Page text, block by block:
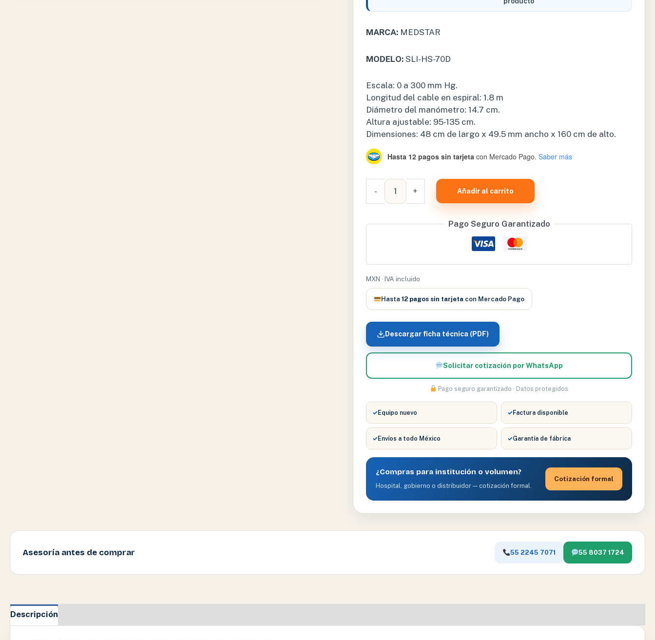
MARCA: MEDSTAR
MODELO: SLI-HS-70D
Escala: 0 a 300 mm Hg.
Longitud del cable en espiral: 1.8 m
Diámetro del manómetro: 14.7 cm.
Altura ajustable: 95-135 cm.
Dimensiones: 48 cm de largo x 49.5 mm ancho x 160 cm de alto.
Hasta 12 pagos sin tarjeta con Mercado Pago. Saber más
-
BAUMANOMETRO
ANEROIDE
70D
cantidad
+ Añadir al carrito
Pago Seguro Garantizado
MXN · IVA incluido
Hasta 12 pagos sin tarjeta con Mercado Pago
Descargar ficha técnica (PDF)
Solicitar cotización por WhatsApp
Pago seguro garantizado · Datos protegidos
✓Equipo nuevo ✓Factura disponible
✓Envíos a todo México ✓Garantía de fábrica
¿Compras para institución o volumen?
Hospital, gobierno o distribuidor — cotización formal.
Cotización formal
Asesoría antes de comprar 55 2245 7071 55 8037 1724
Descripción